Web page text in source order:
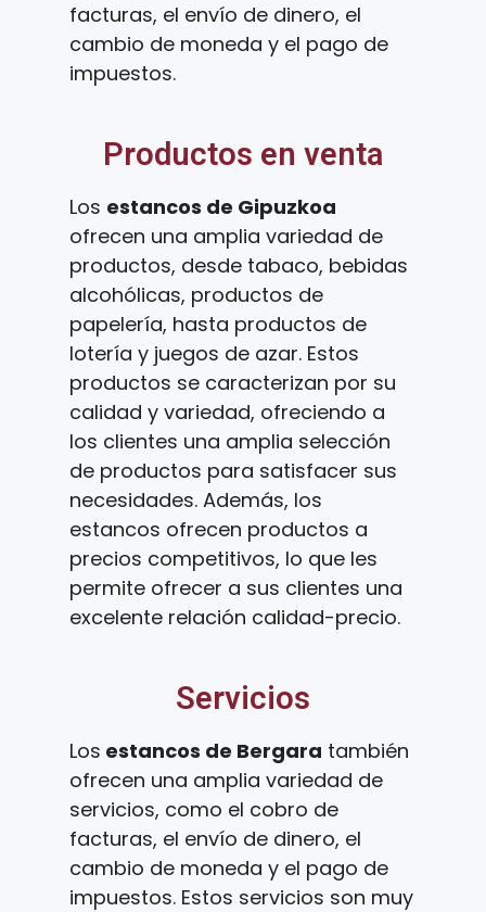
facturas, el envío de dinero, el
cambio de moneda y el pago de
impuestos.
Productos en venta
Los estancos de Gipuzkoa
ofrecen una amplia variedad de
productos, desde tabaco, bebidas
alcohólicas, productos de
papelería, hasta productos de
lotería y juegos de azar. Estos
productos se caracterizan por su
calidad y variedad, ofreciendo a
los clientes una amplia selección
de productos para satisfacer sus
necesidades. Además, los
estancos ofrecen productos a
precios competitivos, lo que les
permite ofrecer a sus clientes una
excelente relación calidad-precio.
Servicios
Los estancos de Bergara también
ofrecen una amplia variedad de
servicios, como el cobro de
facturas, el envío de dinero, el
cambio de moneda y el pago de
impuestos. Estos servicios son muy